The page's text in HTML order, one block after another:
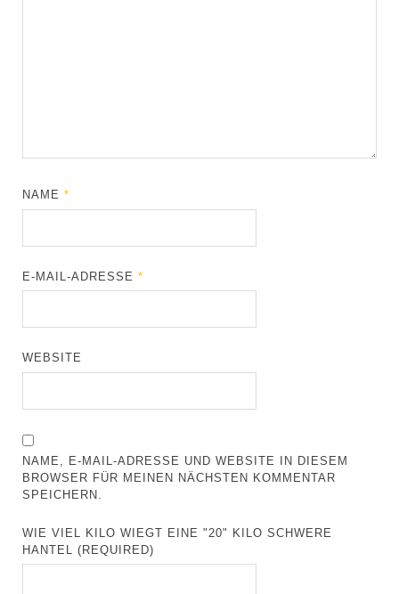
NAME*
E-MAIL-ADRESSE*
WEBSITE
NAME, E-MAIL-ADRESSE UND WEBSITE IN DIESEM
BROWSER FÜR MEINEN NÄCHSTEN KOMMENTAR
SPEICHERN.
WIE VIEL KILO WIEGT EINE "20" KILO SCHWERE
HANTEL (REQUIRED)